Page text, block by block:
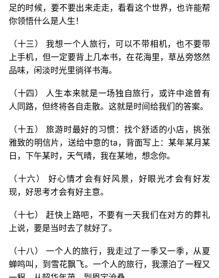
足的时候，要不要出来走走，看看这个世界，也许能帮
你领悟什么是人生！
（十三） 我想一个人旅行，可以不带相机，也不要带
上手机，但一定要背上几本书，在花海里，草丛旁悠然
品味，闲淡时光里徜徉书海。
（十四） 人生本来就是一场独自旅行，或许中途曾有
人同路，但终将各自走散。这就是时间给我们的答案。
（十五） 旅游时最好的习惯：找个舒适的小店，挑张
雅致的明信片，送给中意的ta，背面写上：某年某月某
日，下午某时，天气晴，我在某地，想念你。
（十六） 好心情才会有好风景，好眼光才会有好发
现，好思考才会有好主意。
（十七） 赶快上路吧，不要有一天我们在对方的葬礼
上说，要是当时去了就好了。
（十八） 一个人的旅行，我走过了一季又一季，从夏
蝉鸣叫，到雪花飘飞。一个人的旅行，我漂泊了一程又